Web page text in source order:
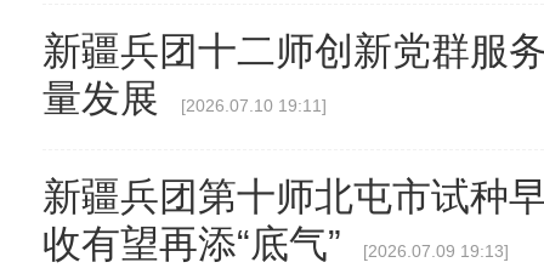
新疆兵团十二师创新党群服
量发展
[2026.07.10 19:11]
新疆兵团第十师北屯市试种
收有望再添“底气”
[2026.07.09 19:13]